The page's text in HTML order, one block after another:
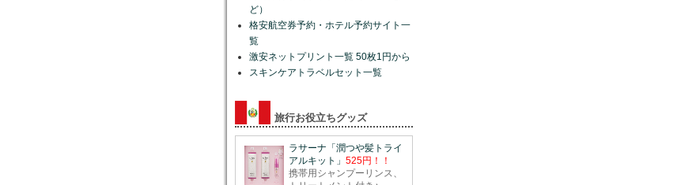
ど）
格安航空券予約・ホテル予約サイト一
覧
激安ネットプリント一覧 50枚1円から
スキンケアトラベルセット一覧
旅行お役立ちグッズ
ラサーナ「潤つや髪トライ
アルキット」 525円！！
携帯用シャンプーリンス、